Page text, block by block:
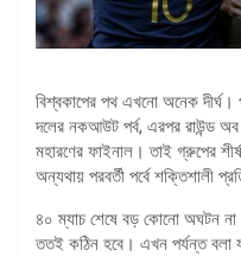
বিশ্বকাপের পথ এখনো অনেক দীর্ঘ।
দলের নকআউট পর্ব, এরপর রাউন্ড অব
মহারণের ফাইনাল। তাই গ্রুপের
অন্যথায় পরবর্তী পর্বে শক্তিশালী
৪০ ম্যাচ শেষে বড় কোনো অঘটন না
ততই কঠিন হবে। এখন পর্যন্ত বলা